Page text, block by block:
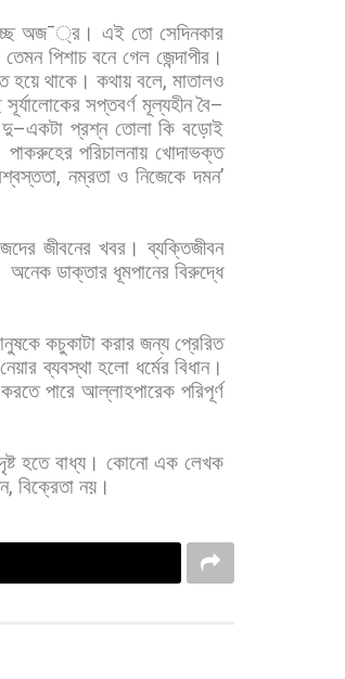
অজ¯্র। এই তো সেদিনকার
তেমন পিশাচ বনে গেল জেন্দাপীর।
হয়ে থাকে। কথায় বলে, মাতালও
সূর্যালোকের সপ্তবর্ণ মূল্যহীন বৈ–
দু–একটা প্রশ্ন তোলা কি বড়োই
পাকরুহের পরিচালনায় খোদাভক্ত
, নম্রতা ও নিজেকে দমন’
জীবনের খবর। ব্যক্তিজীবন
অনেক ডাক্তার ধূমপানের বিরুদ্ধে
কচুকাটা করার জন্য প্রেরিত
নেয়ার ব্যবস্থা হলো ধর্মের বিধান।
করতে পারে আল্লাহপারেক পরিপূর্ণ
হতে বাধ্য। কোনো এক লেখক
, বিক্রেতা নয়।